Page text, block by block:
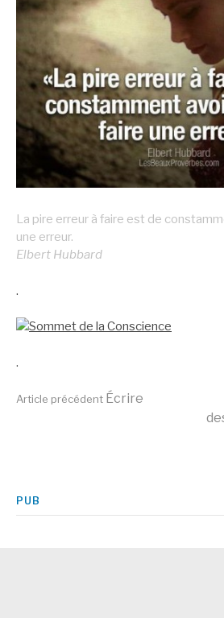
La pire erreur à faire est de
une erreur.
Elbert Hubbard
.
.
Lire
suite
Article précédent Écrire
PUB